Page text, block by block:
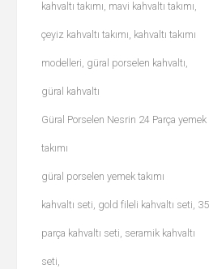
kahvaltı takımı, mavi kahvaltı takımı,
çeyiz kahvaltı takımı, kahvaltı takımı
modelleri, güral porselen kahvaltı,
güral kahvaltı
Güral Porselen Nesrin 24 Parça yemek
takımı
güral porselen yemek takımı
kahvaltı seti, gold fileli kahvaltı seti, 35
parça kahvaltı seti, seramik kahvaltı
seti,